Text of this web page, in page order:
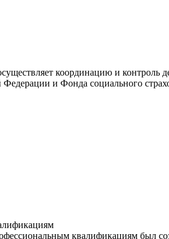
координацию и контроль
и Фонда социального
квалификациям был